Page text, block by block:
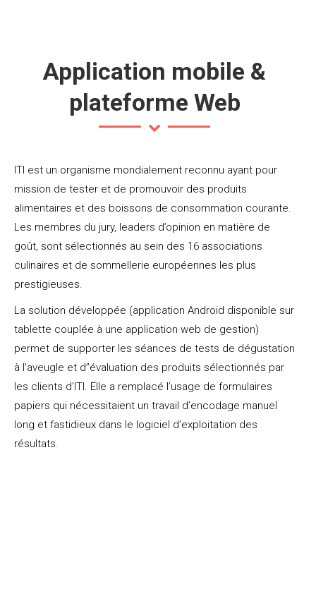
Application mobile &
plateforme Web
ITI est un organisme mondialement reconnu ayant pour
mission de tester et de promouvoir des produits
alimentaires et des boissons de consommation courante.
Les membres du jury, leaders d’opinion en matière de
goût, sont sélectionnés au sein des 16 associations
culinaires et de sommellerie européennes les plus
prestigieuses.
La solution développée (application Android disponible sur
tablette couplée à une application web de gestion)
permet de supporter les séances de tests de dégustation
à l’aveugle et d’’évaluation des produits sélectionnés par
les clients d’ITI. Elle a remplacé l’usage de formulaires
papiers qui nécessitaient un travail d’encodage manuel
long et fastidieux dans le logiciel d’exploitation des
résultats.